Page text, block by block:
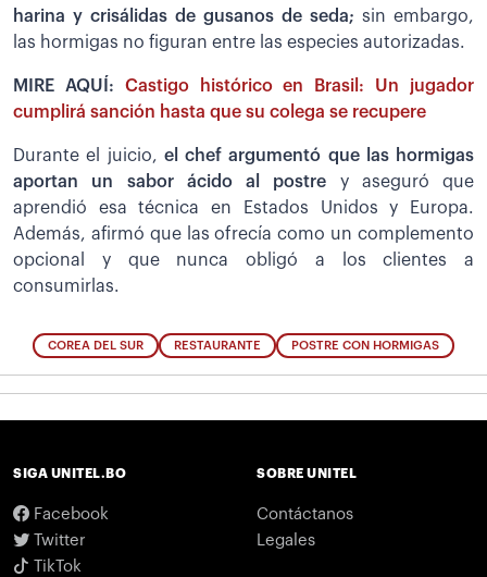
harina y crisálidas de gusanos de seda; sin embargo,
las hormigas no figuran entre las especies autorizadas.
MIRE AQUÍ: Castigo histórico en Brasil: Un jugador
cumplirá sanción hasta que su colega se recupere
Durante el juicio, el chef argumentó que las hormigas
aportan un sabor ácido al postre y aseguró que
aprendió esa técnica en Estados Unidos y Europa.
Además, afirmó que las ofrecía como un complemento
opcional y que nunca obligó a los clientes a
consumirlas.
COREA DEL SUR RESTAURANTE POSTRE CON HORMIGAS
SIGA UNITEL.BO
Facebook
Twitter
TikTok
SOBRE UNITEL
Contáctanos
Legales